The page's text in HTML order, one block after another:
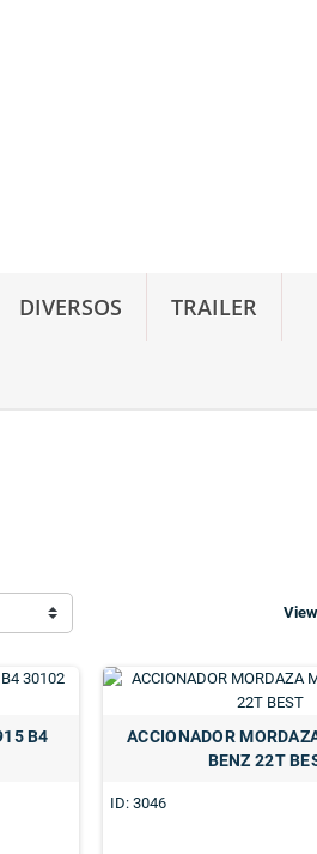
DIVERSOS TRAILER
View
B4
ACCIONADOR
BENZ 22T
ID: 3046